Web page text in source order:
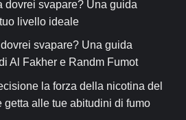
dovrei svapare? Una guida
livello ideale
svapare? Una guida
Al Fakher e Randm Fumot
la forza della nicotina del
getta alle tue abitudini di fumo